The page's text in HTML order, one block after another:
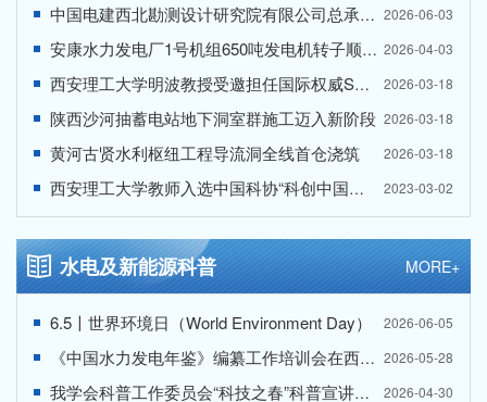
中国电建西北勘测设计研究院有限公司总承包的乌拉特中旗150万千瓦风储基地项目全部机组顺利通过240小时试运行 2026-06-03
安康水力发电厂1号机组650吨发电机转子顺利回装就位 2026-04-03
西安理工大学明波教授受邀担任国际权威SCI期刊副主编 2026-03-18
陕西沙河抽蓄电站地下洞室群施工迈入新阶段 2026-03-18
黄河古贤水利枢纽工程导流洞全线首仓浇筑 2026-03-18
西安理工大学教师入选中国科协“科创中国创业就业先锋榜” 2023-03-02
水电及新能源科普 MORE+
6.5〡世界环境日（World Environment Day） 2026-06-05
《中国水力发电年鉴》编纂工作培训会在西安举办 2026-05-28
我学会科普工作委员会“科技之春”科普宣讲走进西安理工大学附属小学 2026-04-30